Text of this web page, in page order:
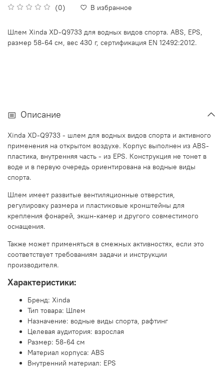
(0) В избранное
Шлем Xinda XD-Q9733 для водных видов спорта. ABS, EPS,
размер 58-64 см, вес 430 г, сертификация EN 12492:2012.
Описание
Xinda XD-Q9733 - шлем для водных видов спорта и активного
применения на открытом воздухе. Корпус выполнен из ABS-
пластика, внутренняя часть - из EPS. Конструкция не тонет в
воде и в первую очередь ориентирована на водные виды
спорта.
Шлем имеет развитые вентиляционные отверстия,
регулировку размера и пластиковые кронштейны для
крепления фонарей, экшн-камер и другого совместимого
оснащения.
Также может применяться в смежных активностях, если это
соответствует требованиям задачи и инструкции
производителя.
Характеристики:
Бренд: Xinda
Тип товара: Шлем
Назначение: водные виды спорта, рафтинг
Целевая аудитория: взрослая
Размер: 58-64 см
Материал корпуса: ABS
Внутренний материал: EPS